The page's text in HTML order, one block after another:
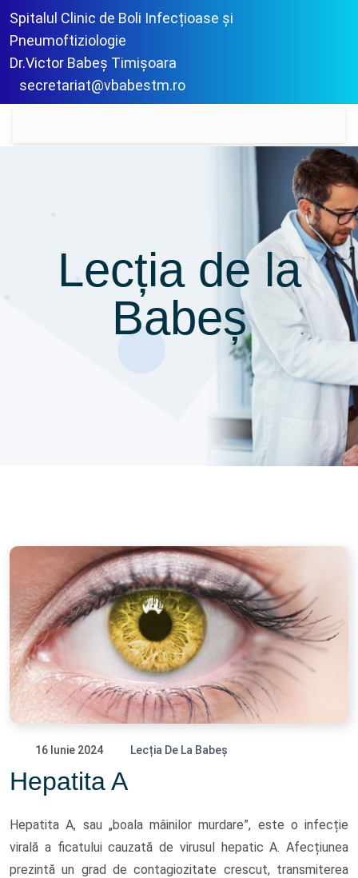
Spitalul Clinic de Boli Infecțioase și
Pneumoftiziologie
Dr.Victor Babeș Timișoara
secretariat@vbabestm.ro
Lecția de la
Babeș
16 Iunie 2024 Lecția De La Babeș
Hepatita A
Hepatita A, sau „boala mâinilor murdare”, este o infecție
virală a ficatului cauzată de virusul hepatic A. Afecțiunea
prezintă un grad de contagiozitate crescut, transmiterea